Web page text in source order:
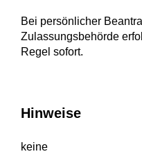
Bei persönlicher
Zulassungsbehörde
Regel sofort.
Hinweise
keine